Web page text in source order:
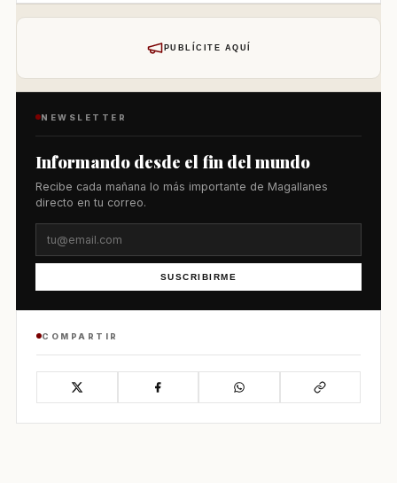
PUBLÍCITE AQUÍ
NEWSLETTER
Informando desde el fin del mundo
Recibe cada mañana lo más importante de Magallanes
directo en tu correo.
SUSCRIBIRME
COMPARTIR